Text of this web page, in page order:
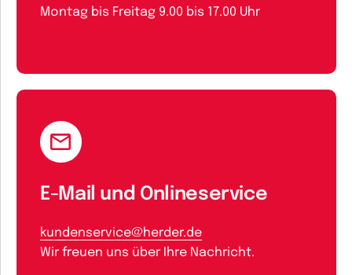
Montag bis Freitag 9.00 bis 17.00 Uhr
E-Mail und Onlineservice
kundenservice@herder.de
Wir freuen uns über Ihre Nachricht.